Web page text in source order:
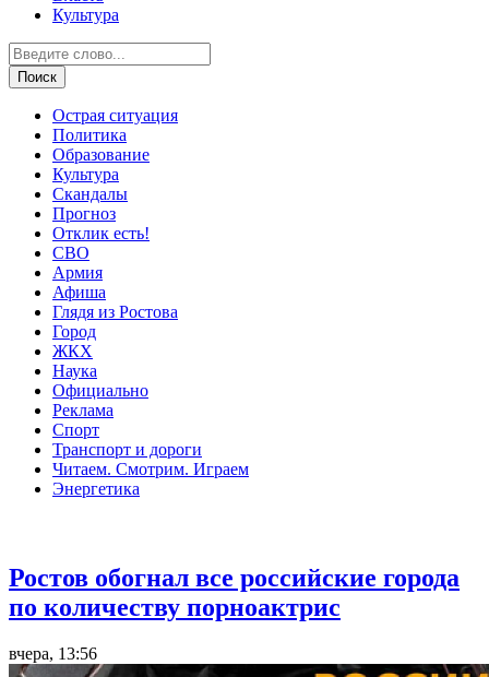
Культура
Острая ситуация
Политика
Образование
Культура
Скандалы
Прогноз
Отклик есть!
СВО
Армия
Афиша
Глядя из Ростова
Город
ЖКХ
Наука
Официально
Реклама
Спорт
Транспорт и дороги
Читаем. Смотрим. Играем
Энергетика
Ростов обогнал все российские города
по количеству порноактрис
вчера, 13:56